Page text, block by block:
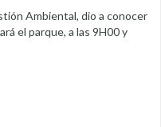
Ambiental, dio a conocer
el parque, a las 9H00 y